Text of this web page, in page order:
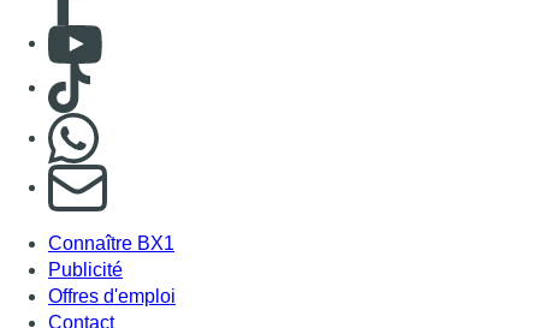
Consulter Youtube
Consulter TikTok
S'abonner à notre newsletter
Connaître BX1
Publicité
Offres d'emploi
Contact